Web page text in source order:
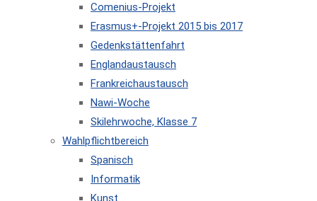
Comenius-Projekt
Erasmus+-Projekt 2015 bis 2017
Gedenkstättenfahrt
Englandaustausch
Frankreichaustausch
Nawi-Woche
Skilehrwoche, Klasse 7
Wahlpflichtbereich
Spanisch
Informatik
Kunst